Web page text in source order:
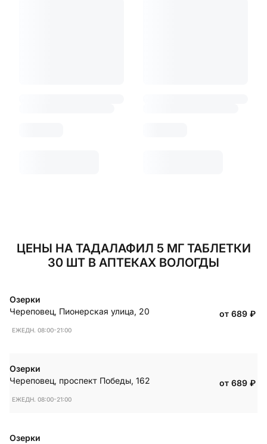
ЦЕНЫ НА ТАДАЛАФИЛ 5 МГ ТАБЛЕТКИ
30 ШТ В АПТЕКАХ ВОЛОГДЫ
Озерки
Череповец, Пионерская улица, 20
ЕЖЕДН. 08:00-21:00
от 689₽
Озерки
Череповец, проспект Победы, 162
ЕЖЕДН. 08:00-21:00
от 689₽
Озерки